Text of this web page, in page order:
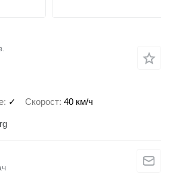
✓ Скорост 40 км/ч